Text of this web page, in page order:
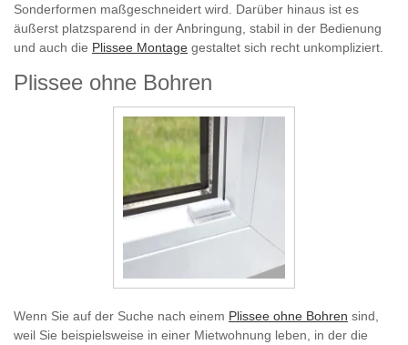
Sonderformen maßgeschneidert wird. Darüber hinaus ist es
äußerst platzsparend in der Anbringung, stabil in der Bedienung
und auch die Plissee Montage gestaltet sich recht unkompliziert.
Plissee ohne Bohren
Wenn Sie auf der Suche nach einem Plissee ohne Bohren sind,
weil Sie beispielsweise in einer Mietwohnung leben, in der die